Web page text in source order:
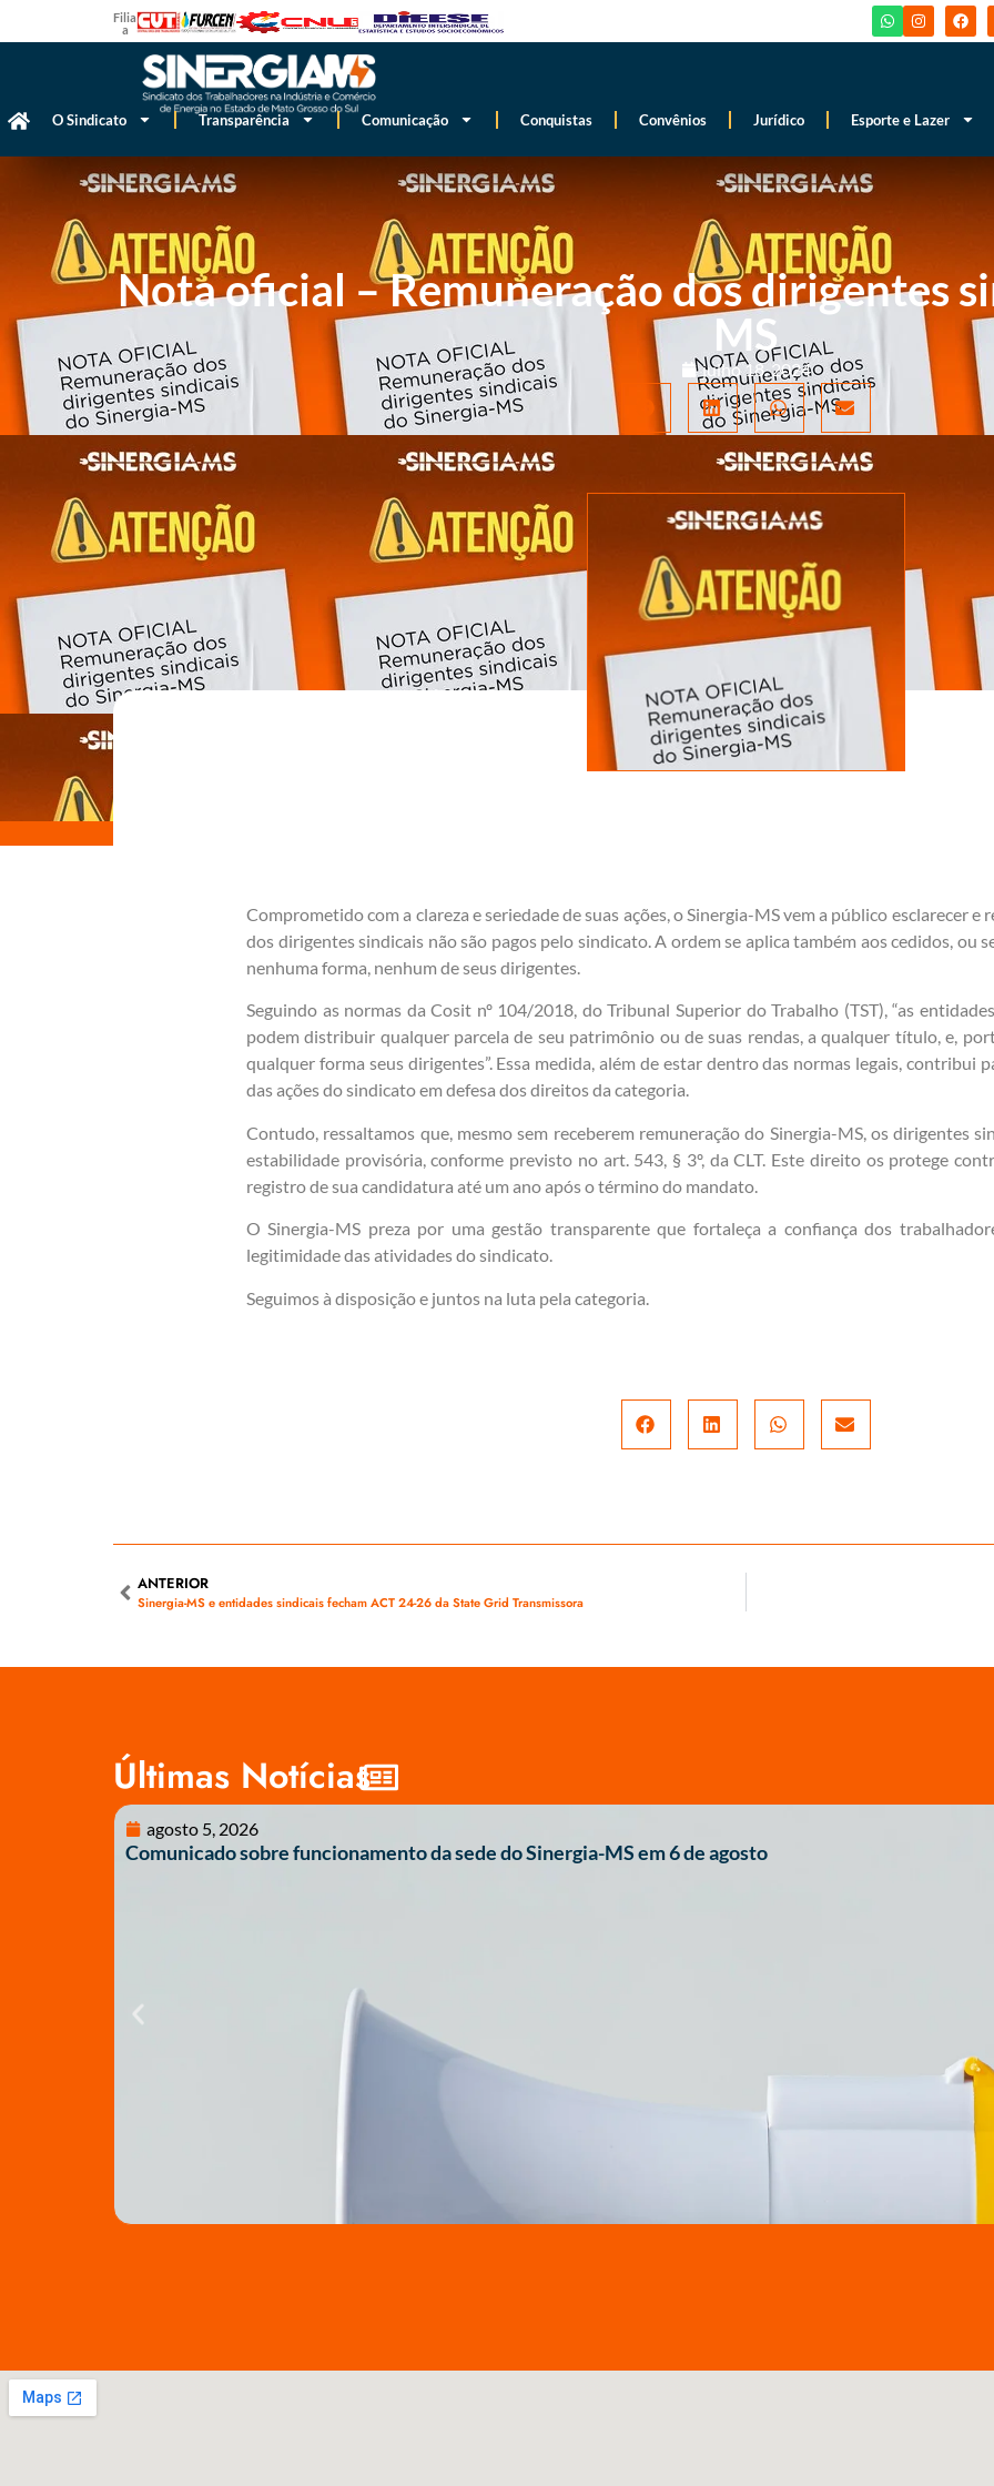
Filiado
a
O Sindicato Transparência Comunicação Conquistas Convênios Jurídico Esporte e Lazer
Nota oficial – Remuneração dos dirigentes
MS
julho 18, 2024
Comprometido com a clareza e seriedade de suas ações, o Sinergia-MS vem a público esclarecer e
dos dirigentes sindicais não são pagos pelo sindicato. A ordem se aplica também aos cedidos, ou
nenhuma forma, nenhum de seus dirigentes.
Seguindo as normas da Cosit nº 104/2018, do Tribunal Superior do Trabalho (TST), “as
podem distribuir qualquer parcela de seu patrimônio ou de suas rendas, a qualquer título, e,
qualquer forma seus dirigentes”. Essa medida, além de estar dentro das normas legais, contribui
das ações do sindicato em defesa dos direitos da categoria.
Contudo, ressaltamos que, mesmo sem receberem remuneração do Sinergia-MS, os dirigentes
estabilidade provisória, conforme previsto no art. 543, § 3º, da CLT. Este direito os protege
registro de sua candidatura até um ano após o término do mandato.
O Sinergia-MS preza por uma gestão transparente que fortaleça a confiança dos
legitimidade das atividades do sindicato.
Seguimos à disposição e juntos na luta pela categoria.
ANTERIOR
Sinergia-MS e entidades sindicais fecham ACT 24-26 da State Grid Transmissora
Últimas Notícias
agosto 5, 2026
Comunicado sobre funcionamento da sede do Sinergia-MS em 6 de agosto